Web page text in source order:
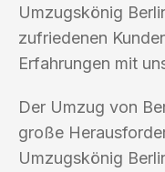
Umzugskönig
zufriedenen
Erfahrungen mit
Der Umzug von
große
Umzugskönig